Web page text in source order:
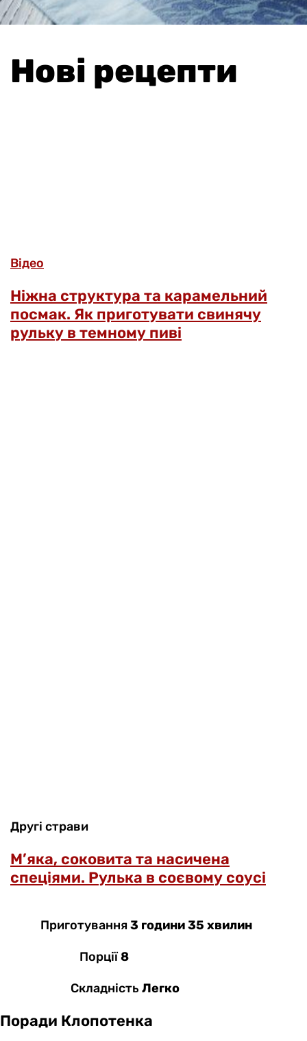
Нові рецепти
Відео
Ніжна структура та карамельний
посмак. Як приготувати свинячу
рульку в темному пиві
Другі страви
М’яка, соковита та насичена
спеціями. Рулька в соєвому соусі
Приготування3 години 35 хвилин
Порції8
Складність Легко
Поради Клопотенка